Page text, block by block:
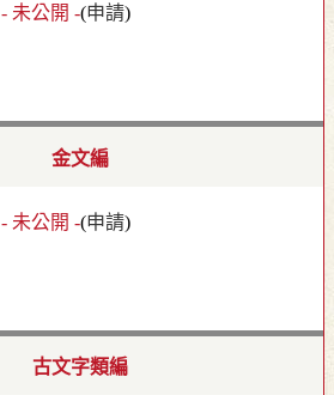
- 未公開 -(申請)
金文編
- 未公開 -(申請)
古文字類編